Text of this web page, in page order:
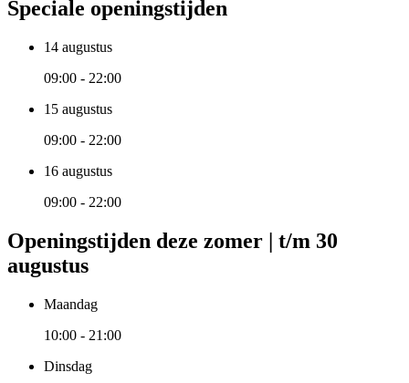
Speciale openingstijden
14 augustus
09:00 - 22:00
15 augustus
09:00 - 22:00
16 augustus
09:00 - 22:00
Openingstijden deze zomer | t/m 30
augustus
Maandag
10:00 - 21:00
Dinsdag